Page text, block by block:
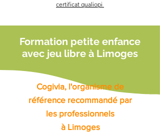
certificat qualiopi
Formation petite enfance
avec jeu libre à Limoges
Cogivia, l'organisme de
référence recommandé par
les professionnels
à Limoges